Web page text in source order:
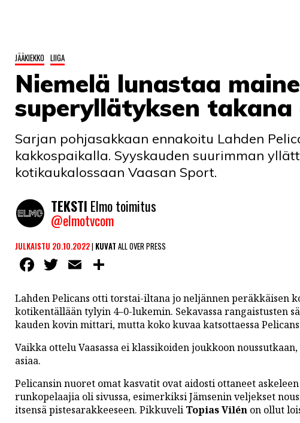
JÄÄKIEKKO LIIGA
Niemelä lunastaa
superyllätyksen
Sarjan pohjasakkaan ennakoitu Lahden
kakkospaikalla. Syyskauden suurimman
kotikaukalossaan Vaasan Sport.
TEKSTI Elmo toimitus
@elmotvcom
JULKAISTU 20.10.2022| KUVAT ALL OVER PRESS
Facebook
Twitter
Email
Lahden Pelicans otti torstai-iltana jo neljännen peräkkäisen
kotikentällään tylyin 4–0-lukemin. Sekavassa rangaistusten
kauden kovin mittari, mutta koko kuvaa katsottaessa
Vaikka ottelu Vaasassa ei klassikoiden joukkoon
asiaa.
Pelicansin nuoret omat kasvatit ovat aidosti ottaneet
runkopelaajia oli sivussa, esimerkiksi Jämsenin veljekset
itsensä pistesarakkeeseen. Pikkuveli Topias Vilén on ollut